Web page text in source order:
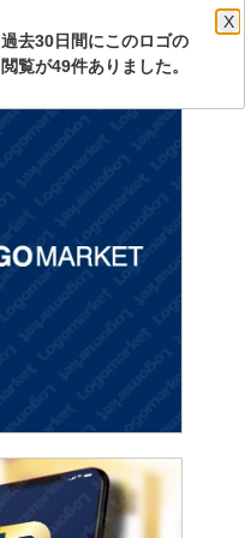
過去30日間にこのロゴの
X
閲覧が49件ありました。